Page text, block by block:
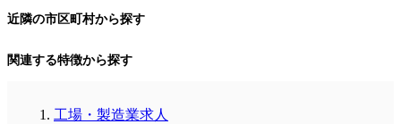
近隣の市区町村から探す
関連する特徴から探す
工場・製造業求人